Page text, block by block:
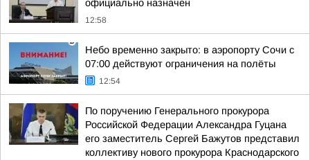
официально назначен
12:58
Небо временно закрыто: в аэропорту Сочи с
07:00 действуют ограничения на полёты
12:54
По поручению Генерального прокурора
Российской Федерации Александра Гуцана
его заместитель Сергей Бажутов представил
коллективу нового прокурора Краснодарского